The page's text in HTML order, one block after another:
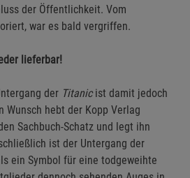
der Öffentlichkeit. Vom
war es bald vergriffen.
lieferbar!
der Titanicist damit jedoch
Wunsch hebt der Kopp Verlag
Sachbuch-Schatz und legt ihn
ist der Untergang der
ein Symbol für eine todgeweihte